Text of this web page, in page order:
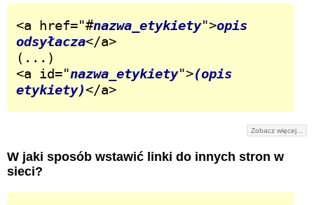
<a href="#nazwa_etykiety">opis
odsyłacza</a>
(...)
<a id="nazwa_etykiety">(opis
etykiety)</a>
Zobacz więcej...
W jaki sposób wstawić linki do innych stron w
sieci?